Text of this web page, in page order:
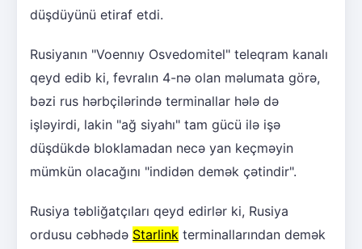
düşdüyünü etiraf etdi.
Rusiyanın "Voennıy Osvedomitel" teleqram kanalı
qeyd edib ki, fevralın 4-nə olan məlumata görə,
bəzi rus hərbçilərində terminallar hələ də
işləyirdi, lakin "ağ siyahı" tam gücü ilə işə
düşdükdə bloklamadan necə yan keçməyin
mümkün olacağını "indidən demək çətindir".
Rusiya təbliğatçıları qeyd edirlər ki, Rusiya
ordusu cəbhədə Starlink terminallarından demək